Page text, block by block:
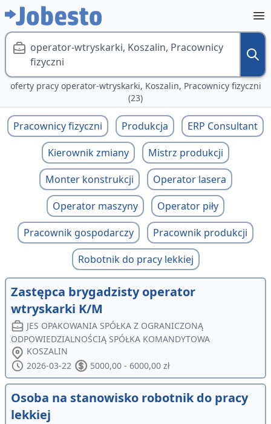
operator-wtryskarki, Koszalin, Pracownicy
fizyczni
oferty pracy operator-wtryskarki, Koszalin, Pracownicy fizyczni
(23)
Pracownicy fizyczni Produkcja
ERP Consultant
Kierownik zmiany
Mistrz produkcji
Monter konstrukcji
Operator lasera
Operator maszyny
Operator piły
Pracownik gospodarczy
Pracownik produkcji
Robotnik do pracy lekkiej
Zastępca brygadzisty operator
wtryskarki K/M
JES OPAKOWANIA SPÓŁKA Z OGRANICZONĄ
ODPOWIEDZIALNOŚCIĄ SPÓŁKA KOMANDYTOWA
KOSZALIN
2026-03-22
5000,00 - 6000,00 zł
Osoba na stanowisko robotnik do pracy
lekkiej